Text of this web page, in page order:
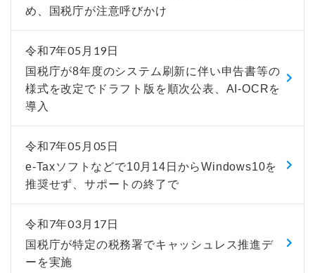
め、国税庁が注意呼びかけ
令和7年05月19日
国税庁が8年度のシステム刷新に伴い申告書等の
様式を改定でドラフト版を順次公表、AI-OCRを
導入
令和7年05月05日
e-Taxソフトなどで10月14日からWindows10を
推奨せず、サポートの終了で
令和7年03月17日
国税庁が特定の税務署でキャッシュレス推進デ
ーを実施